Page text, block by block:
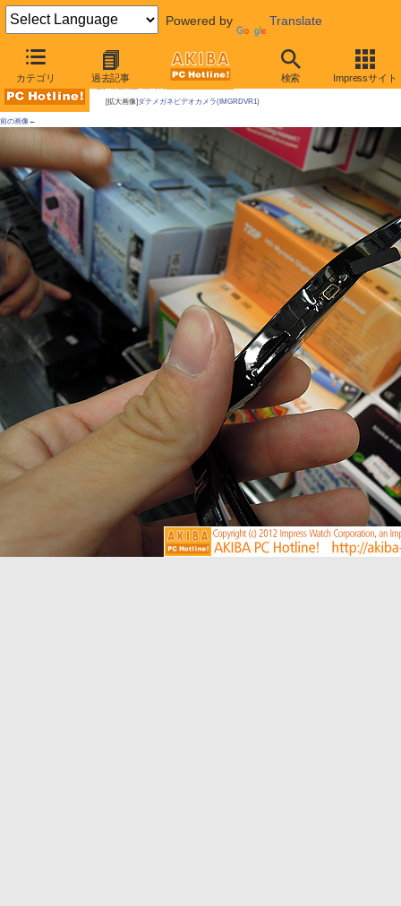
Powered by Translate
カテゴリ 過去記事 検索 Impressサイト
AKIBA PC Hotline!
[拡大画像] ダテメガネビデオカメラ(IMGRDVR1)
前の画像←